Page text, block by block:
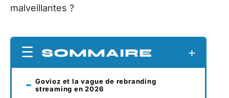
malveillantes ?
SOMMAIRE
Govioz et la vague de rebranding
streaming en 2026